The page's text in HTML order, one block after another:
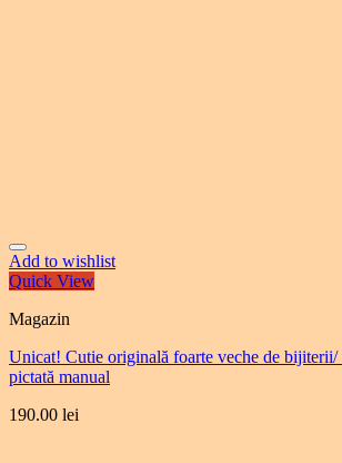
Add to wishlist
Quick View
Magazin
Unicat! Cutie originală foarte veche de bijiterii/
pictată manual
190.00 lei